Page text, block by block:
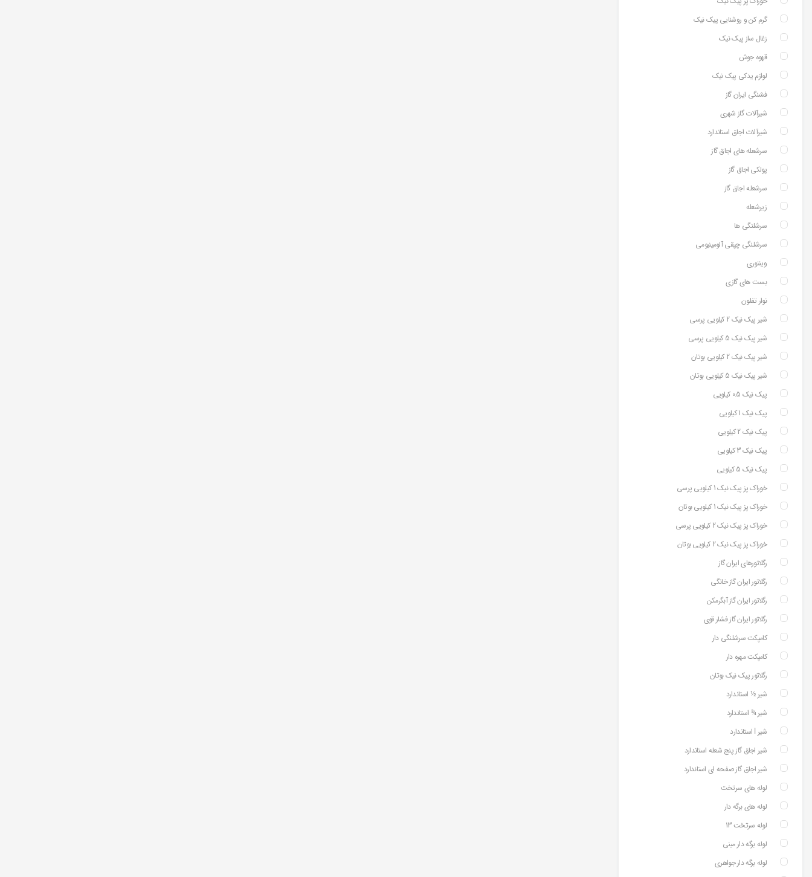
گرم کن و روشنایی پیک نیک
زغال ساز پیک نیک
قهوه جوش
لوازم یدکی پیک نیک
فشنگی ایران گاز
شیرآلات گاز شهری
شیرآلات اجاق استاندارد
سرشعله های اجاق گاز
پولکی اجاق گاز
سرشعله اجاق گاز
زیرشعله
سرشلنگی ها
سرشلنگی چپقی آلومینیومی
وینتوری
بست های گازی
نوار تفلون
شیر پیک نیک 2 کیلویی پرسی
شیر پیک نیک 5 کیلویی پرسی
شیر پیک نیک 2 کیلویی بوتان
شیر پیک نیک 5 کیلویی بوتان
پیک نیک 0.5 کیلویی
پیک نیک 1 کیلویی
پیک نیک 2 کیلویی
پیک نیک 3 کیلویی
پیک نیک 5 کیلویی
خوراک پز پیک نیک 1 کیلویی پرسی
خوراک پز پیک نیک 1 کیلویی بوتان
خوراک پز پیک نیک 2 کیلویی پرسی
خوراک پز پیک نیک 2 کیلویی بوتان
رگلاتورهای ایران گاز
رگلاتور ایران گاز خانگی
رگلاتور ایران گاز آبگرمکن
رگلاتور ایران گاز فشار قوی
کامپکت سرشلنگی دار
کامپکت مهره دار
رگلاتور پیک نیک بوتان
شیر ½ استاندارد
شیر ¾ استاندارد
شیر ⅼ استاندارد
شیر اجاق گاز پنج شعله استاندارد
شیر اجاق گاز صفحه ای استاندارد
لوله های سرتخت
لوله های برگه دار
لوله سرتخت 13
لوله برگه دار مینی
لوله برگه دار جواهری